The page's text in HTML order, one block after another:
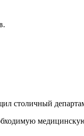
столичный